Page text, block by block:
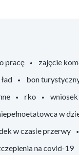
pracę zajęcie
bon
rko
w
w czasie przerwy
na covid-19